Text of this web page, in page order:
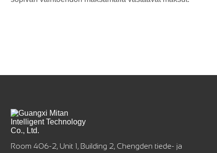
Room 406-2, Unit 1, Building 2, Chengden tiede- ja